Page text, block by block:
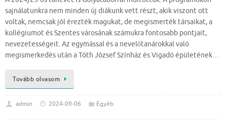
sajnálatunkra nem minden új diákunk vett részt, akik viszont ott
voltak, nemcsak jól érezték magukat, de megismerték társaikat, a
kollégiumot és Szentes városának számukra fontosabb pontjait,
nevezetességeit. Az egymással és a nevelőtanárokkal való
megismerkedés után a Tóth József Színház és Vigadó épületének…
Tovább olvasom
admin 2024-09-06 Egyéb